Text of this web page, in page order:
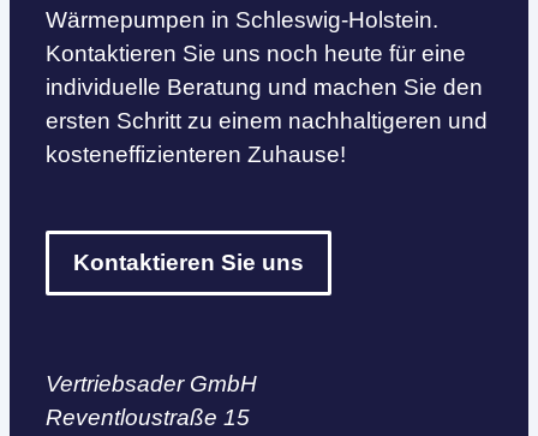
Wärmepumpen in Schleswig-Holstein.
Kontaktieren Sie uns noch heute für eine
individuelle Beratung und machen Sie den
ersten Schritt zu einem nachhaltigeren und
kosteneffizienteren Zuhause!
Kontaktieren Sie uns
Vertriebsader GmbH
Reventloustraße 15